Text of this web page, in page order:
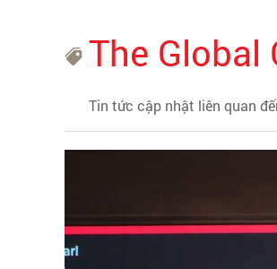
The Global
Tin tức cập nhật liên quan